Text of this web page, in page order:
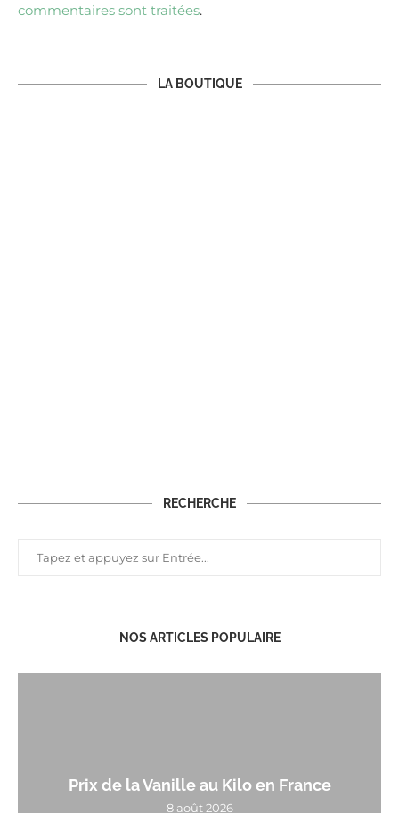
commentaires sont traitées.
LA BOUTIQUE
RECHERCHE
NOS ARTICLES POPULAIRE
Prix de la Vanille au Kilo en France
8 août 2026